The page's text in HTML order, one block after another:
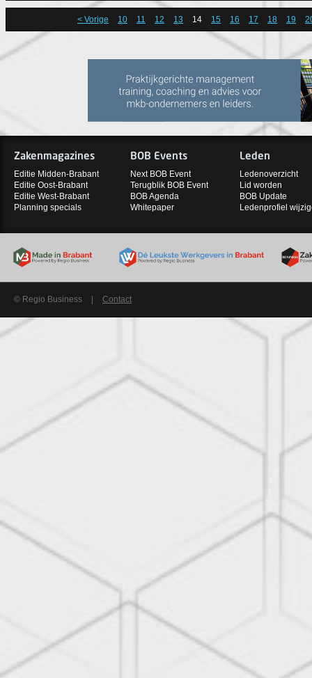
< Vorige 10 11 12 13 14 15 16 17 18 19
Zakenmagazines
Editie Midden-Brabant
Editie Oost-Brabant
Editie West-Brabant
Planning specials
BOB Events
Next BOB Event
Terugblik BOB Event
BOB Agenda
Whitepaper
Leden
Ledenoverzicht
Lid worden
BOB Update
Ledenprofiel
© Regio Business Contact